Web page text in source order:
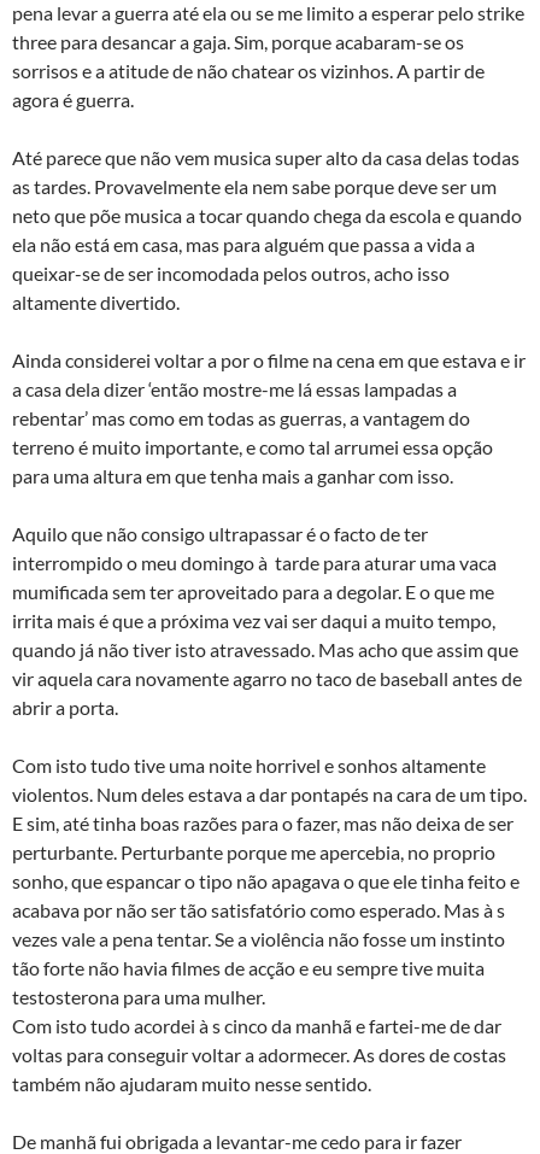
pena levar a guerra até ela ou se me limito a esperar pelo strike
three para desancar a gaja. Sim, porque acabaram-se os
sorrisos e a atitude de não chatear os vizinhos. A partir de
agora é guerra.
Até parece que não vem musica super alto da casa delas todas
as tardes. Provavelmente ela nem sabe porque deve ser um
neto que põe musica a tocar quando chega da escola e quando
ela não está em casa, mas para alguém que passa a vida a
queixar-se de ser incomodada pelos outros, acho isso
altamente divertido.
Ainda considerei voltar a por o filme na cena em que estava e ir
a casa dela dizer ‘então mostre-me lá essas lampadas a
rebentar’ mas como em todas as guerras, a vantagem do
terreno é muito importante, e como tal arrumei essa opção
para uma altura em que tenha mais a ganhar com isso.
Aquilo que não consigo ultrapassar é o facto de ter
interrompido o meu domingo à tarde para aturar uma vaca
mumificada sem ter aproveitado para a degolar. E o que me
irrita mais é que a próxima vez vai ser daqui a muito tempo,
quando já não tiver isto atravessado. Mas acho que assim que
vir aquela cara novamente agarro no taco de baseball antes de
abrir a porta.
Com isto tudo tive uma noite horrivel e sonhos altamente
violentos. Num deles estava a dar pontapés na cara de um tipo.
E sim, até tinha boas razões para o fazer, mas não deixa de ser
perturbante. Perturbante porque me apercebia, no proprio
sonho, que espancar o tipo não apagava o que ele tinha feito e
acabava por não ser tão satisfatório como esperado. Mas à s
vezes vale a pena tentar. Se a violência não fosse um instinto
tão forte não havia filmes de acção e eu sempre tive muita
testosterona para uma mulher.
Com isto tudo acordei à s cinco da manhã e fartei-me de dar
voltas para conseguir voltar a adormecer. As dores de costas
também não ajudaram muito nesse sentido.
De manhã fui obrigada a levantar-me cedo para ir fazer